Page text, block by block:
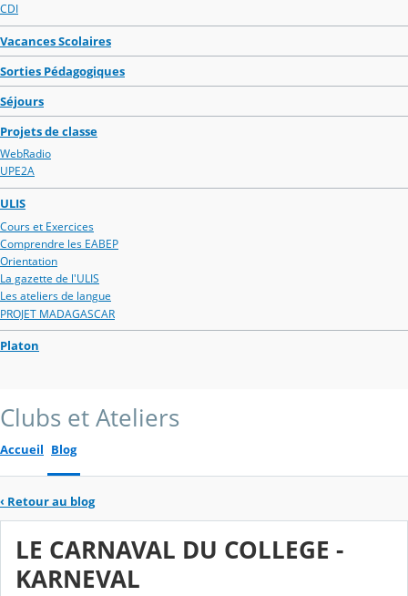
CDI
Vacances Scolaires
Sorties Pédagogiques
Séjours
Projets de classe
WebRadio
UPE2A
ULIS
Cours et Exercices
Comprendre les EABEP
Orientation
La gazette de l'ULIS
Les ateliers de langue
PROJET MADAGASCAR
Platon
Clubs et Ateliers
Accueil Blog
‹ Retour au blog
LE CARNAVAL DU COLLEGE -
KARNEVAL